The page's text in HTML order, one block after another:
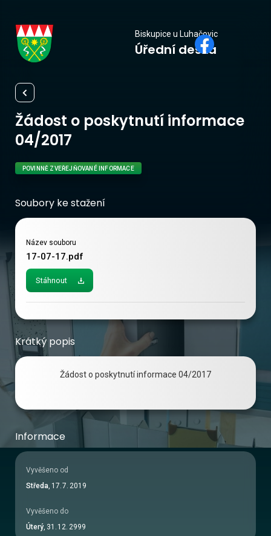
Biskupice u Luhačovic
Úřední deska
Žádost o poskytnutí informace
04/2017
POVINNĚ ZVEŘEJŇOVANÉ INFORMACE
Soubory ke stažení
Název souboru
17-07-17.pdf
Stáhnout
Krátký popis
Žádost o poskytnutí informace 04/2017
Informace
Vyvěšeno od
Středa, 17.7. 2019
Vyvěšeno do
Úterý, 31 . 12. 2999